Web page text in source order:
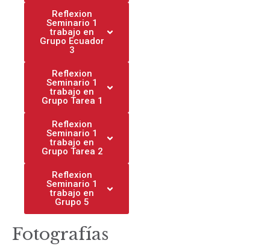
Reflexion
Seminario 1
trabajo en
Grupo Ecuador
3
Reflexion
Seminario 1
trabajo en
Grupo Tarea 1
Reflexion
Seminario 1
trabajo en
Grupo Tarea 2
Reflexion
Seminario 1
trabajo en
Grupo 5
Fotografías